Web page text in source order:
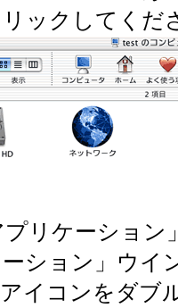
ックしてくだ
プリケーション
ション」ウイ
イコンをダブ